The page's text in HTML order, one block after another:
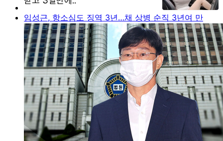
임성근, 항소심도 징역 3년…채 상병 순직 3년여 만